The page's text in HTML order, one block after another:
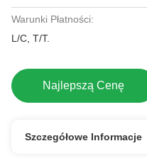
Warunki Płatności:
L/C, T/T.
Najlepszą Cenę
Szczegółowe Informacje